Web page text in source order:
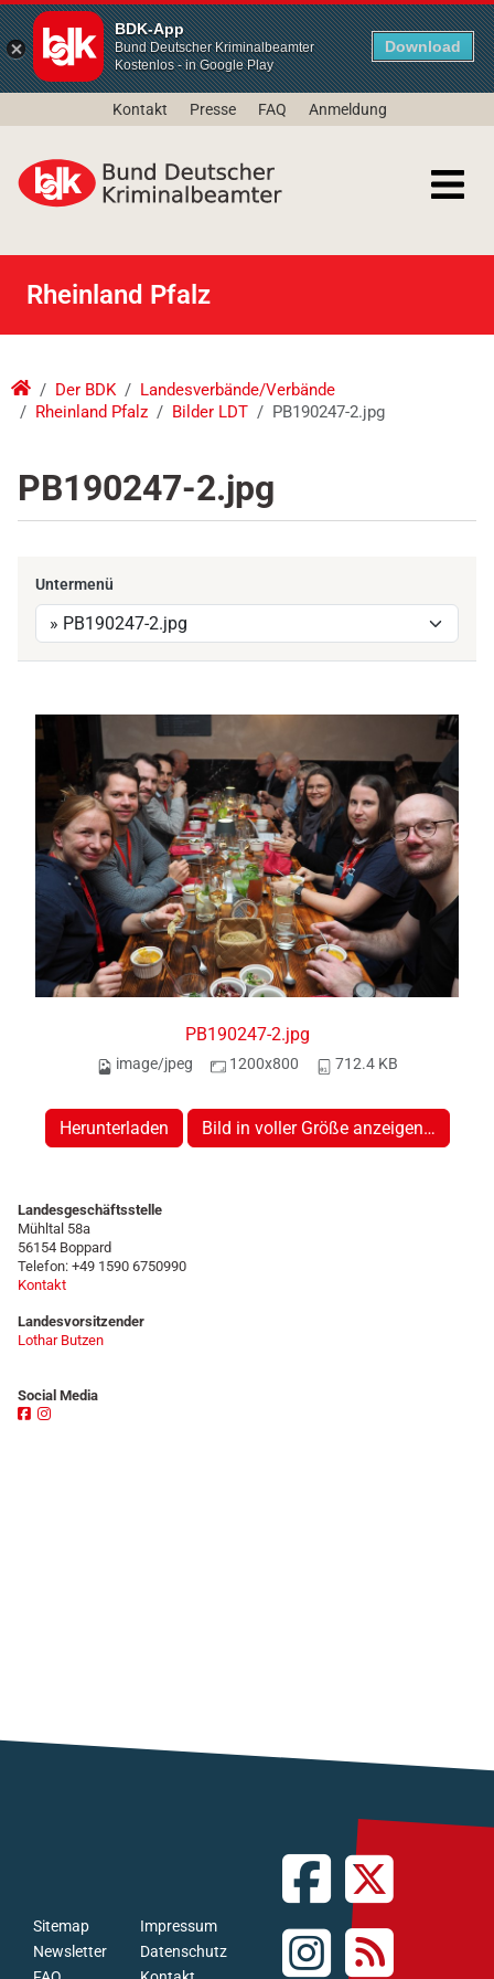
BDK-App
Bund Deutscher Kriminalbeamter
Kostenlos - in Google Play
Download
Kontakt Presse FAQ Anmeldung
Rheinland Pfalz
Der BDK
Landesverbände/Verbände
Rheinland Pfalz
Bilder LDT PB190247-2.jpg
PB190247-2.jpg
Untermenü
PB190247-2.jpg
image/jpeg 1200x800 712.4 KB
Herunterladen Bild in voller Größe anzeigen…
Landesgeschäftsstelle
Mühltal 58a
56154 Boppard
Telefon: +49 1590 6750990
Kontakt
Landesvorsitzender
Lothar Butzen
Social Media
Newsletter
Sitemap
Datenschutz
Impressum